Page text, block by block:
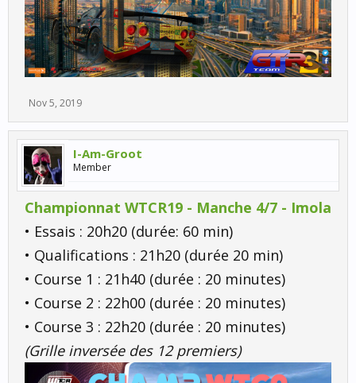
Nov 5, 2019
I-Am-Groot
Member
Championnat WTCR19 - Manche 4/7 - Imola
• Essais : 20h20 (durée: 60 min)
• Qualifications : 21h20 (durée 20 min)
• Course 1 : 21h40 (durée : 20 minutes)
• Course 2 : 22h00 (durée : 20 minutes)
• Course 3 : 22h20 (durée : 20 minutes)
(Grille inversée des 12 premiers)